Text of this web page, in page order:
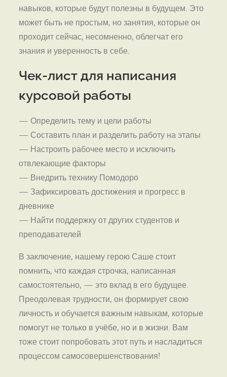
навыков, которые будут полезны в будущем. Это
может быть не простым, но занятия, которые он
проходит сейчас, несомненно, облегчат его
знания и уверенность в себе.
Чек-лист для написания
курсовой работы
— Определить тему и цели работы
— Составить план и разделить работу на этапы
— Настроить рабочее место и исключить
отвлекающие факторы
— Внедрить технику Помодоро
— Зафиксировать достижения и прогресс в
дневнике
— Найти поддержку от других студентов и
преподавателей
В заключение, нашему герою Саше стоит
помнить, что каждая строчка, написанная
самостоятельно, — это вклад в его будущее.
Преодолевая трудности, он формирует свою
личность и обучается важным навыкам, которые
помогут не только в учёбе, но и в жизни. Вам
тоже стоит попробовать этот путь и насладиться
процессом самосовершенствования!